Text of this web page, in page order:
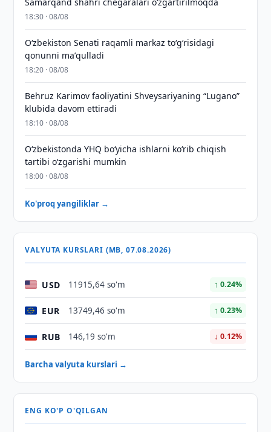
18:30 · 08/08
Oʻzbekiston Senati raqamli markaz toʻgʻrisidagi
qonunni maʼqulladi
18:20 · 08/08
Behruz Karimov faoliyatini Shveysariyaning “Lugano”
klubida davom ettiradi
18:10 · 08/08
O‘zbekistonda YHQ bo‘yicha ishlarni ko‘rib chiqish
tartibi o‘zgarishi mumkin
18:00 · 08/08
Ko'proq yangiliklar →
VALYUTA KURSLARI (MB, 07.08.2026)
USD 11915,64 so'm ↑ 0.24%
EUR 13749,46 so'm ↑ 0.23%
RUB 146,19 so'm ↓ 0.12%
Barcha valyuta kurslari →
ENG KO'P O'QILGAN